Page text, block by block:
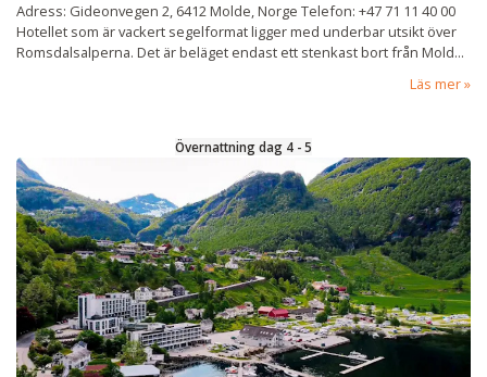
Adress: Gideonvegen 2, 6412 Molde, Norge Telefon: +47 71 11 40 00
Hotellet som är vackert segelformat ligger med underbar utsikt över
Romsdalsalperna. Det är beläget endast ett stenkast bort från Mold...
Läs mer
Övernattning dag 4 - 5